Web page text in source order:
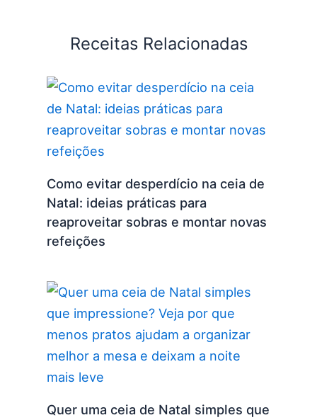
Receitas Relacionadas
Como evitar desperdício na ceia de
Natal: ideias práticas para
reaproveitar sobras e montar novas
refeições
Quer uma ceia de Natal simples que